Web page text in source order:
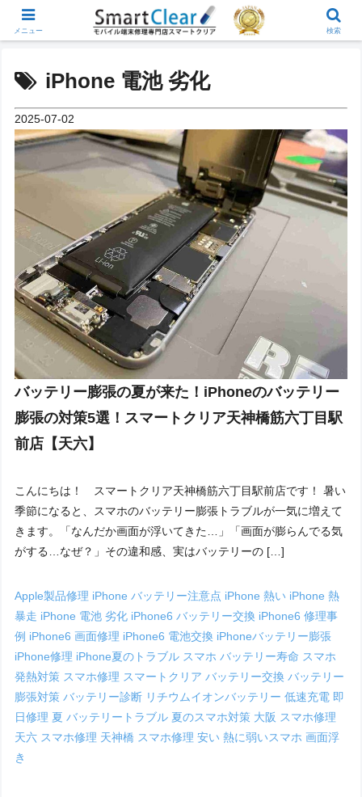
iPhone 電池 劣化
2025-07-02
バッテリー膨張の夏が来た！iPhoneのバッテリー
膨張の対策5選！スマートクリア天神橋筋六丁目駅
前店【天六】
こんにちは！ スマートクリア天神橋筋六丁目駅前店です！ 暑い
季節になると、スマホのバッテリー膨張トラブルが一気に増えて
きます。「なんだか画面が浮いてきた…」「画面が膨らんでる気
がする…なぜ？」その違和感、実はバッテリーの […]
Apple製品修理 iPhone バッテリー注意点 iPhone 熱い iPhone 熱
暴走 iPhone 電池 劣化 iPhone6 バッテリー交換 iPhone6 修理事
例 iPhone6 画面修理 iPhone6 電池交換 iPhoneバッテリー膨張
iPhone修理 iPhone夏のトラブル スマホ バッテリー寿命 スマホ
発熱対策 スマホ修理 スマートクリアバッテリー交換バッテリー
膨張対策バッテリー診断 リチウムイオンバッテリー低速充電 即
日修理 夏 バッテリートラブル 夏のスマホ対策 大阪 スマホ修理
天六 スマホ修理 天神橋 スマホ修理安い熱に弱いスマホ画面浮
き
メニュー 検索